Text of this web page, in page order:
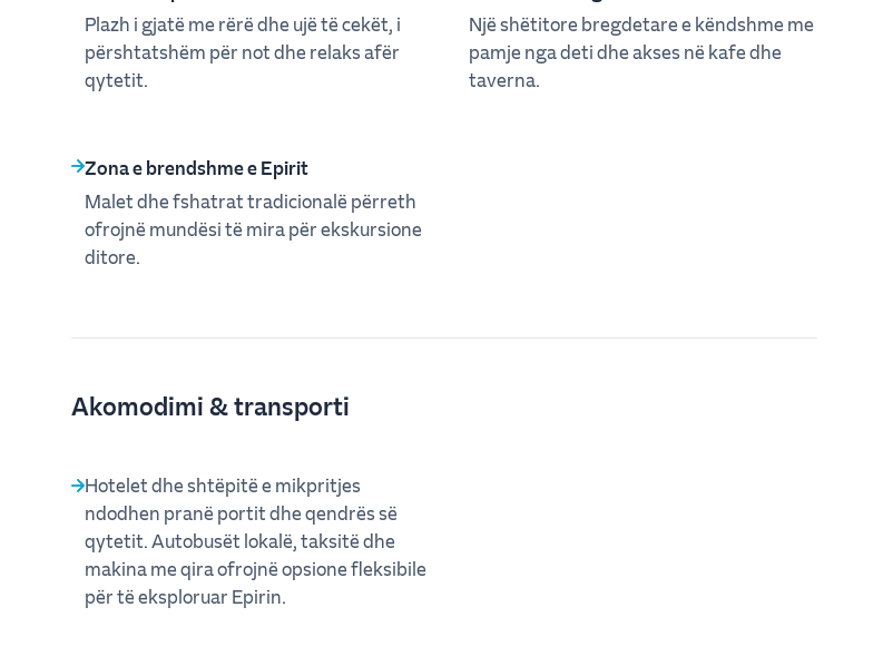
Plazh i gjatë me rërë dhe ujë të cekët, i
përshtatshëm për not dhe relaks afër
qytetit.
Një shëtitore bregdetare e këndshme me
pamje nga deti dhe akses në kafe dhe
taverna.
Zona e brendshme e Epirit
Malet dhe fshatrat tradicionalë përreth
ofrojnë mundësi të mira për ekskursione
ditore.
Akomodimi & transporti
Hotelet dhe shtëpitë e mikpritjes
ndodhen pranë portit dhe qendrës së
qytetit. Autobusët lokalë, taksitë dhe
makina me qira ofrojnë opsione fleksibile
për të eksploruar Epirin.